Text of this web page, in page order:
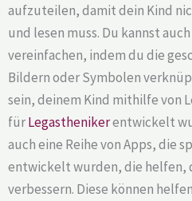
aufzuteilen, damit dein Kind
und lesen muss. Du kannst
vereinfachen, indem du die
Bildern oder Symbolen
sein, deinem Kind mithilfe von
fürLegasthenikerentwickelt
auch eine Reihe von Apps, die
entwickelt wurden, die helfen,
verbessern. Diese können